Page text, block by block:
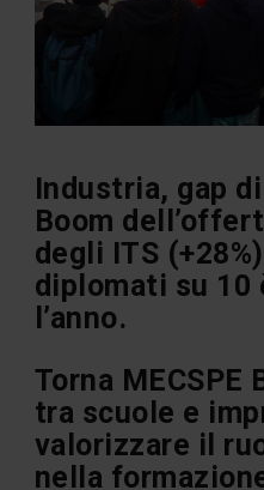
Industria, gap
Boom
degli ITS
diplomati su 10
l’anno.
Torna MECSPE
tra scuole e
valorizzare il
nella